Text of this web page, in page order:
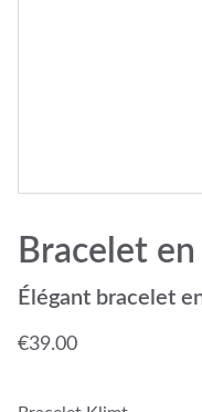
Bracelet
Élégant bracelet
€39.00